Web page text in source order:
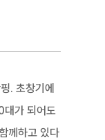
. 초창기에
대가 되어도
께하고 있다